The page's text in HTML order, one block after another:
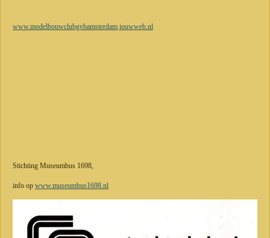
www.modelbouwclubgvbamsterdam.jouwweb.nl
Stichting Museumbus 1698,
info op www.museumbus1698.nl